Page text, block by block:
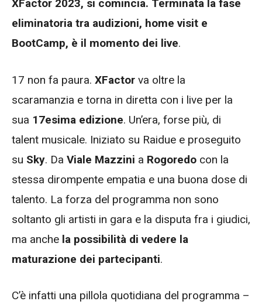
XFactor 2023, si comincia. Terminata la fase
eliminatoria tra audizioni, home visit e
BootCamp, è il momento dei live.
17 non fa paura. XFactor va oltre la
scaramanzia e torna in diretta con i live per la
sua 17esima edizione. Un’era, forse più, di
talent musicale. Iniziato su Raidue e proseguito
su Sky. Da Viale Mazzini a Rogoredo con la
stessa dirompente empatia e una buona dose di
talento. La forza del programma non sono
soltanto gli artisti in gara e la disputa fra i giudici,
ma anche la possibilità di vedere la
maturazione dei partecipanti.
C’è infatti una pillola quotidiana del programma –